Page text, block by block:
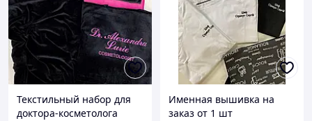
Текстильный набор для
доктора-косметолога
Именная вышивка на
заказ от 1 шт